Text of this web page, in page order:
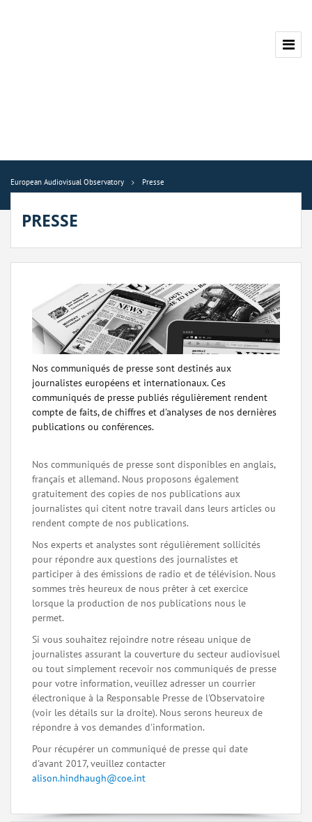
European Audiovisual Observatory Presse
PRESSE
Nos communiqués de presse sont destinés aux
journalistes européens et internationaux. Ces
communiqués de presse publiés régulièrement rendent
compte de faits, de chiffres et d'analyses de nos dernières
publications ou conférences.
Nos communiqués de presse sont disponibles en anglais,
français et allemand. Nous proposons également
gratuitement des copies de nos publications aux
journalistes qui citent notre travail dans leurs articles ou
rendent compte de nos publications.
Nos experts et analystes sont régulièrement sollicités
pour répondre aux questions des journalistes et
participer à des émissions de radio et de télévision. Nous
sommes très heureux de nous prêter à cet exercice
lorsque la production de nos publications nous le
permet.
Si vous souhaitez rejoindre notre réseau unique de
journalistes assurant la couverture du secteur audiovisuel
ou tout simplement recevoir nos communiqués de presse
pour votre information, veuillez adresser un courrier
électronique à la Responsable Presse de l'Observatoire
(voir les détails sur la droite). Nous serons heureux de
répondre à vos demandes d'information.
Pour récupérer un communiqué de presse qui date
d'avant 2017, veuillez contacter
alison.hindhaugh@coe.int